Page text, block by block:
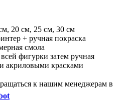
20 см, 25 см, 30 см
+ ручная покраска
смола
фигурки затем ручная
акриловыми красками
к нашим менеджерам в